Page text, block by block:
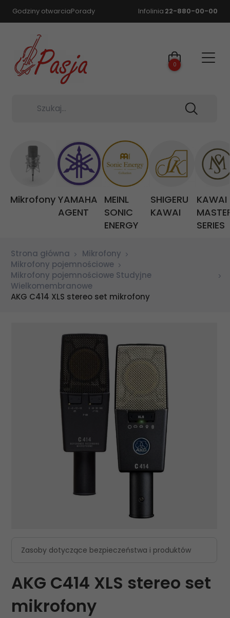
Godziny otwarciaPorady Infolinia 22-880-00-00
Szukaj...
0
Mikrofony YAMAHA
AGENT
MEINL
SONIC
ENERGY
SHIGERU
KAWAI
KAWAI
SERIES
Strona główna
Mikrofony
Mikrofony pojemnościowe
Mikrofony pojemnościowe Studyjne
Wielkomembranowe
AKG C414 XLS stereo set mikrofony
Zasoby dotyczące bezpieczeństwa i produktów
AKG C414 XLS stereo set
mikrofony